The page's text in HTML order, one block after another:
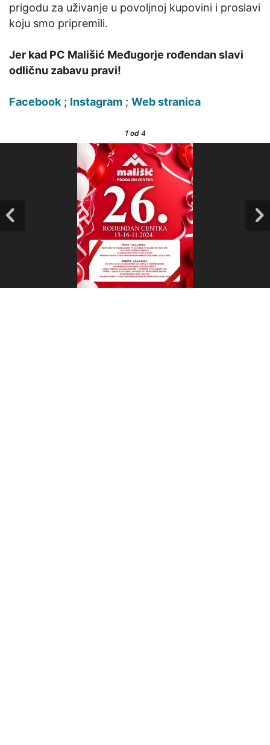
prigodu za uživanje u povoljnoj kupovini i proslavi
koju smo pripremili.
Jer kad PC Mališić Međugorje rođendan slavi
odličnu zabavu pravi!
Facebook ; Instagram ; Web stranica
1od 4